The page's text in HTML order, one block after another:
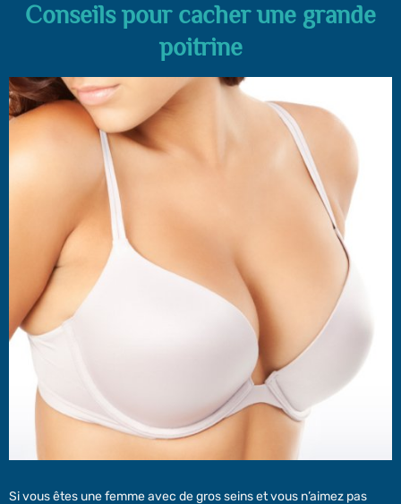
Conseils pour cacher une grande
poitrine
Si vous êtes une femme avec de gros seins et vous n’aimez pas